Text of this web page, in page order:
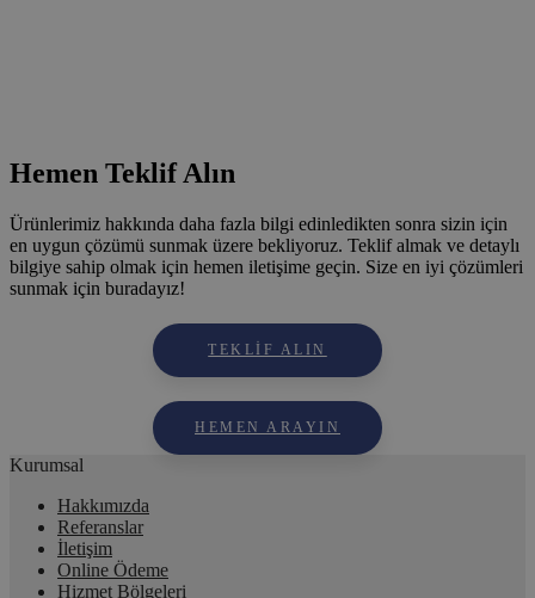
Hemen Teklif Alın
Ürünlerimiz hakkında daha fazla bilgi edinledikten sonra sizin için
en uygun çözümü sunmak üzere bekliyoruz. Teklif almak ve detaylı
bilgiye sahip olmak için hemen iletişime geçin. Size en iyi çözümleri
sunmak için buradayız!
TEKLIF ALIN
HEMEN ARAYIN
Kurumsal
Hakkımızda
Referanslar
İletişim
Online Ödeme
Hizmet Bölgeleri